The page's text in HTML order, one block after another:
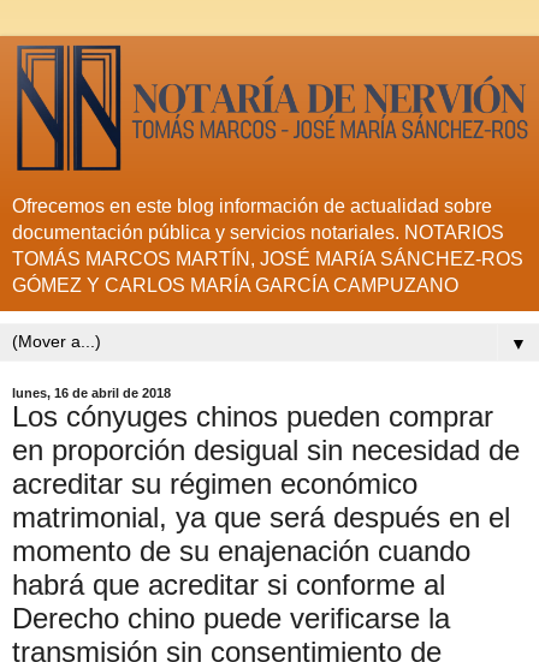
Ofrecemos en este blog información de actualidad sobre
documentación pública y servicios notariales. NOTARIOS
TOMÁS MARCOS MARTÍN, JOSÉ MARíA SÁNCHEZ-ROS
GÓMEZ Y CARLOS MARÍA GARCÍA CAMPUZANO
▼
lunes, 16 de abril de 2018
Los cónyuges chinos pueden comprar
en proporción desigual sin necesidad de
acreditar su régimen económico
matrimonial, ya que será después en el
momento de su enajenación cuando
habrá que acreditar si conforme al
Derecho chino puede verificarse la
transmisión sin consentimiento de